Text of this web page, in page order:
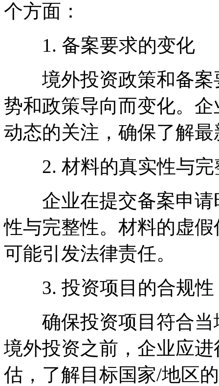
个方面：
1. 备案要求的变化
境外投资政策和备案
势和政策导向而变化。
动态的关注，确保了解
2. 材料的真实性与完
企业在提交备案申请
性与完整性。材料的虚
可能引发法律责任。
3. 投资项目的合规性
确保投资项目符合当
境外投资之前，企业应
估，了解目标国家/地区